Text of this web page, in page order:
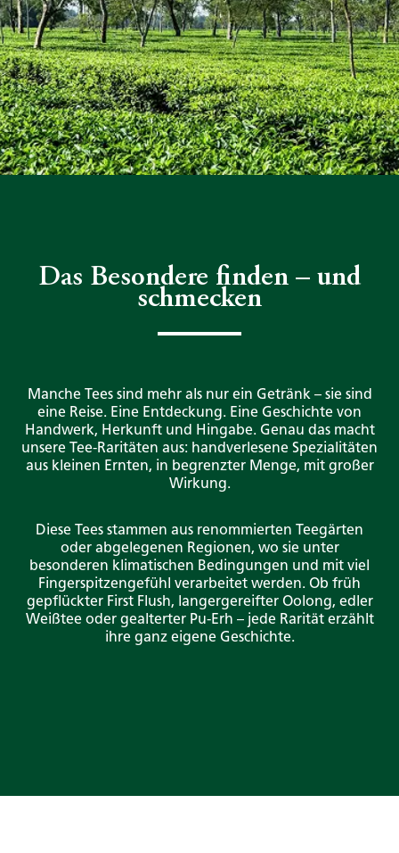
Das Besondere finden – und
schmecken
Manche Tees sind mehr als nur ein Getränk – sie sind
eine Reise. Eine Entdeckung. Eine Geschichte von
Handwerk, Herkunft und Hingabe. Genau das macht
unsere Tee-Raritäten aus: handverlesene Spezialitäten
aus kleinen Ernten, in begrenzter Menge, mit großer
Wirkung.
Diese Tees stammen aus renommierten Teegärten
oder abgelegenen Regionen, wo sie unter
besonderen klimatischen Bedingungen und mit viel
Fingerspitzengefühl verarbeitet werden. Ob früh
gepflückter First Flush, langergereifter Oolong, edler
Weißtee oder gealterter Pu-Erh – jede Rarität erzählt
ihre ganz eigene Geschichte.